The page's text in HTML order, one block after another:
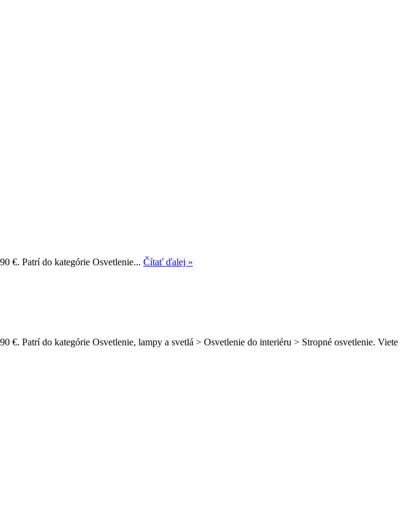
€. Patrí do kategórie Osvetlenie... Čítať ďalej »
Patrí do kategórie Osvetlenie, lampy a svetlá > Osvetlenie do interiéru > Stropné osvetlenie. Viete